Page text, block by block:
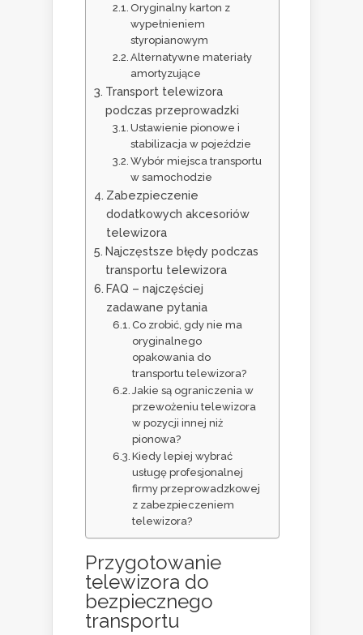
Oryginalny karton z
wypełnieniem
styropianowym
Alternatywne materiały
amortyzujące
Transport telewizora
podczas przeprowadzki
Ustawienie pionowe i
stabilizacja w pojeździe
Wybór miejsca transportu
w samochodzie
Zabezpieczenie
dodatkowych akcesoriów
telewizora
Najczęstsze błędy podczas
transportu telewizora
FAQ – najczęściej
zadawane pytania
Co zrobić, gdy nie ma
oryginalnego
opakowania do
transportu telewizora?
Jakie są ograniczenia w
przewożeniu telewizora
w pozycji innej niż
pionowa?
Kiedy lepiej wybrać
usługę profesjonalnej
firmy przeprowadzkowej
z zabezpieczeniem
telewizora?
Przygotowanie
telewizora do
bezpiecznego
transportu